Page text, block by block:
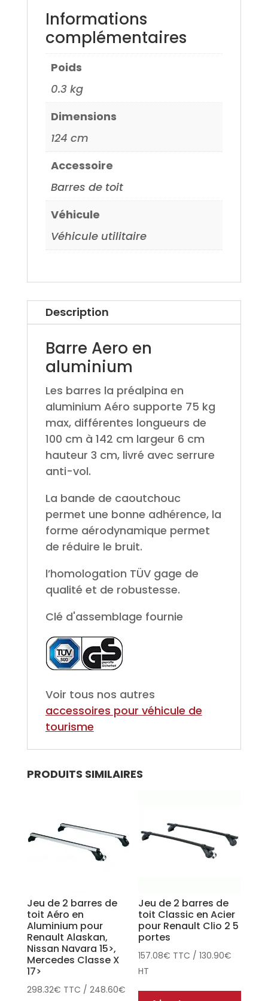
Informations
complémentaires
Poids
0.3 kg
Dimensions
124 cm
Accessoire
Barres de toit
Véhicule
Véhicule utilitaire
Description
Barre Aero en
aluminium
Les barres la préalpina en
aluminium Aéro supporte 75 kg
max, différentes longueurs de
100 cm à 142 cm largeur 6 cm
hauteur 3 cm, livré avec serrure
anti-vol.
La bande de caoutchouc
permet une bonne adhérence, la
forme aérodynamique permet
de réduire le bruit.
l’homologation TÜV gage de
qualité et de robustesse.
Clé d'assemblage fournie
Voir tous nos autres
accessoires pour véhicule de
tourisme
PRODUITS SIMILAIRES
Jeu de 2 barres de
toit Aéro en
Aluminium pour
Renault Alaskan,
Nissan Navara 15>,
Mercedes Classe X
17>
298.32€ TTC / 248.60€
Jeu de 2 barres de
toit Classic en Acier
pour Renault Clio 2 5
portes
157.08€ TTC /130.90€
HT